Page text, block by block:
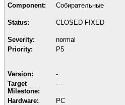
Component:
Собирательные
Status:
CLOSED FIXED
Severity:
normal
Priority:
P5
Version:
-
Target
Milestone:
---
Hardware:
PC